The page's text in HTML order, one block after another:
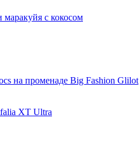
с кокосом
на променаде Big Fashion Glilot
XT Ultra